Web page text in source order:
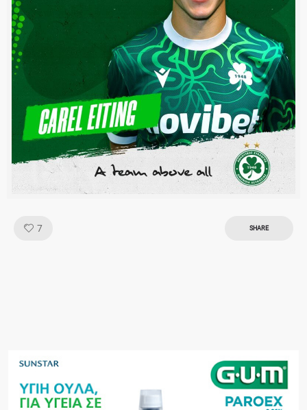
7 SHARE